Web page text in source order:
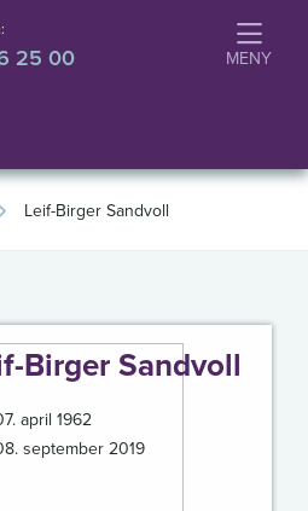
25 00
Leif-Birger Sandvoll
Birger Sandvoll
april 1962
september 2019